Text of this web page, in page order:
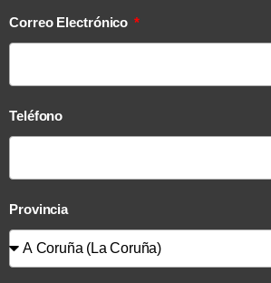
Correo Electrónico
Teléfono
Provincia